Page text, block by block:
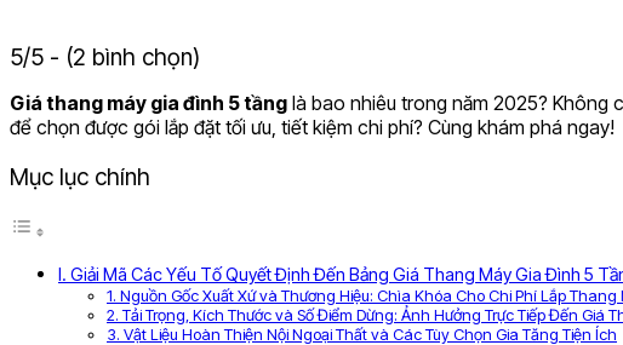
5/5 - (2 bình chọn)
Giá thang máy gia đình 5 tầng là bao nhiêu trong năm 2025? Không
để chọn được gói lắp đặt tối ưu, tiết kiệm chi phí? Cùng khám phá ngay!
Mục lục chính
I. Giải Mã Các Yếu Tố Quyết Định Đến Bảng Giá Thang Máy Gia Đình 5
1. Nguồn Gốc Xuất Xứ và Thương Hiệu: Chìa Khóa Cho Chi Phí Lắp Thang
2. Tải Trọng, Kích Thước và Số Điểm Dừng: Ảnh Hưởng Trực Tiếp Đến Giá
3. Vật Liệu Hoàn Thiện Nội Ngoại Thất và Các Tùy Chọn Gia Tăng Tiện Ích